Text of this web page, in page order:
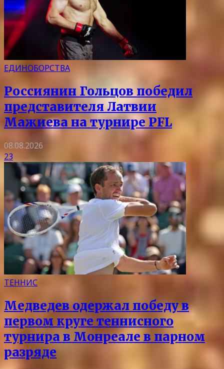
ЕДИНОБОРСТВА
Россиянин Гольцов победил
представителя Латвии
Мажиева на турнире PFL
08.08.2026
23
ТЕННИС
Медведев одержал победу в
первом круге теннисного
турнира в Монреале в парном
разряде